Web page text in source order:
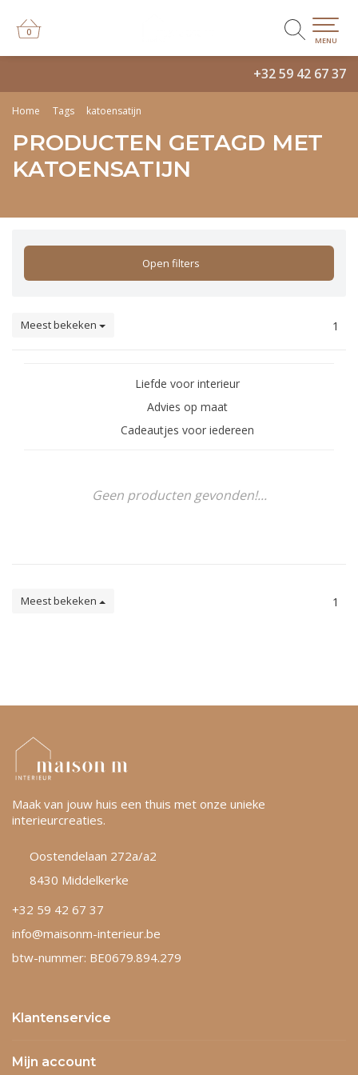
+32 59 42 67 37
0
0
MENU
Home Tags katoensatijn
PRODUCTEN GETAGD MET
KATOENSATIJN
Open filters
Meest bekeken 1
Liefde voor interieur
Advies op maat
Cadeautjes voor iedereen
Geen producten gevonden!...
Meest bekeken 1
Maak van jouw huis een thuis met onze unieke
interieurcreaties.
Oostendelaan 272a/a2
8430 Middelkerke
+32 59 42 67 37
info@maisonm-interieur.be
btw-nummer: BE0679.894.279
Klantenservice
Mijn account